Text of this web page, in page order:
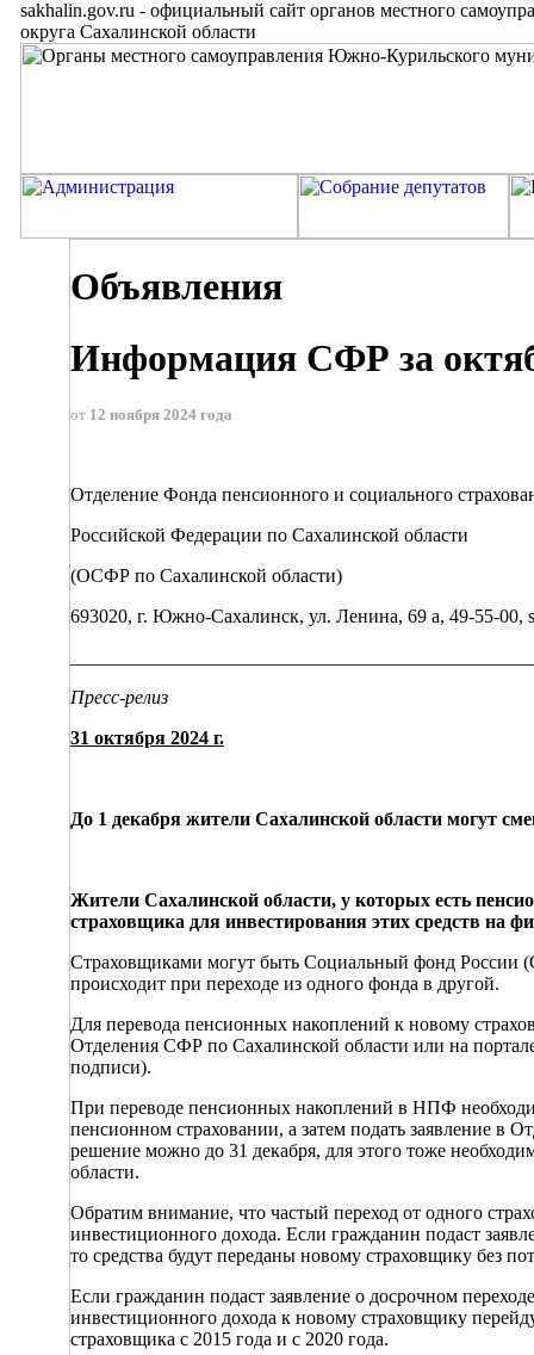
sakhalin.gov.ru - официальный сайт органов местного
округа Сахалинской области
Объявления
Информация СФР за
от 12 ноября 2024 года
Отделение Фонда пенсионного и социального
Российской Федерации по Сахалинской области
(ОСФР по Сахалинской области)
693020, г. Южно-Сахалинск, ул. Ленина, 69 а, 49-55-00,
Пресс-релиз
31 октября 2024 г.
До 1 декабря жители Сахалинской области могут
Жители Сахалинской области, у которых есть
страховщика для инвестирования этих средств на
Страховщиками могут быть Социальный фонд
происходит при переходе из одного фонда в другой.
Для перевода пенсионных накоплений к новому
Отделения СФР по Сахалинской области или на
подписи).
При переводе пенсионных накоплений в НПФ
пенсионном страховании, а затем подать заявление в
решение можно до 31 декабря, для этого тоже
области.
Обратим внимание, что частый переход от одного
инвестиционного дохода. Если гражданин подаст
то средства будут переданы новому страховщику без
Если гражданин подаст заявление о досрочном
инвестиционного дохода к новому страховщику
страховщика с 2015 года и с 2020 года.